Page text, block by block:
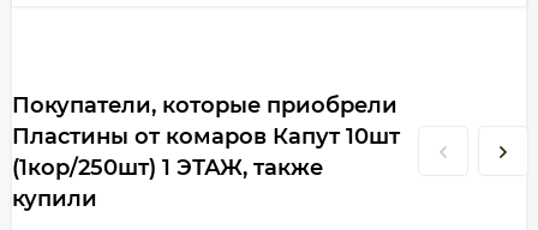
Покупатели, которые приобрели
Пластины от комаров Капут 10шт
(1кор/250шт) 1 ЭТАЖ, также
купили